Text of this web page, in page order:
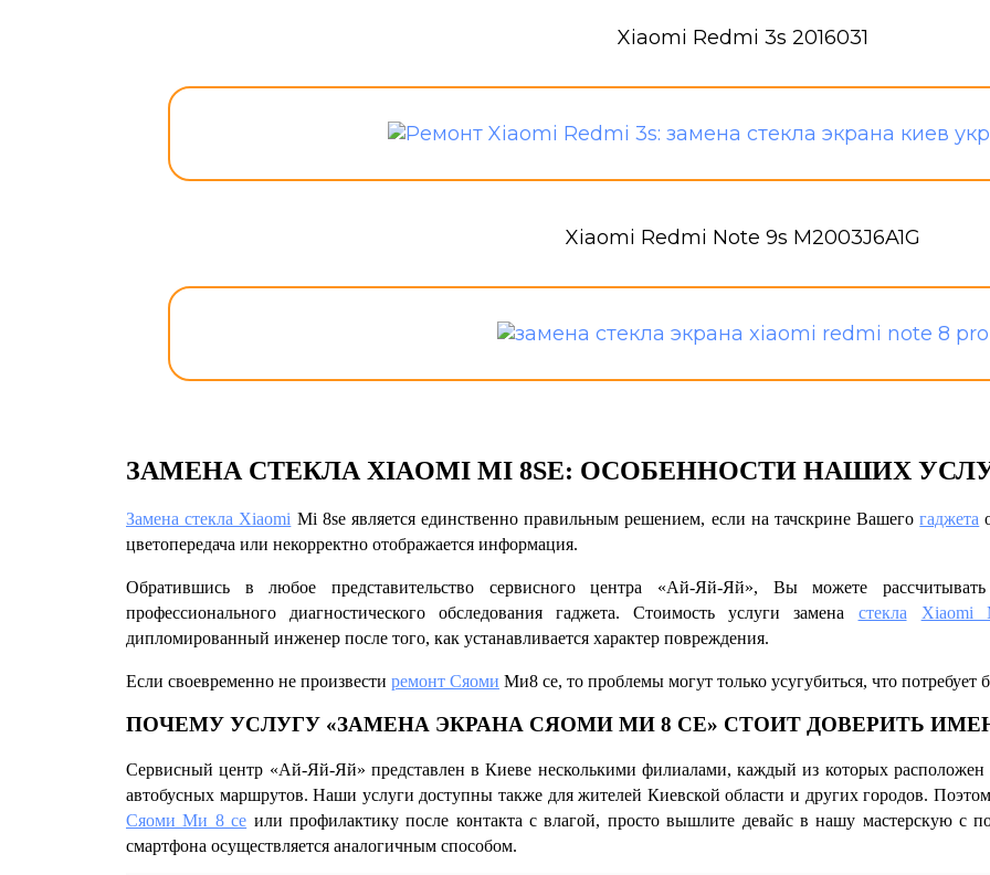
Xiaomi Redmi 3s 2016031
Xiaomi Redmi Note 9s M2003J6A1G
ЗАМЕНА СТЕКЛА XIAOMI MI 8SE: ОСОБЕННОСТИ НАШИХ
Замена стекла Xiaomi Mi 8seявляется единственно правильным решением, если на тачскрине Вашегогаджета
цветопередача или некорректно отображается информация.
Обратившись в любое представительство сервисного центра «Ай-Яй-Яй», Вы можете
профессионального диагностического обследования гаджета. Стоимость услугизамена стекла Xiaomi
дипломированный инженер после того, как устанавливается характер повреждения.
Если своевременно не произвести ремонт Сяоми Ми8 се, то проблемы могут только усугубиться, что
ПОЧЕМУ УСЛУГУ «ЗАМЕНА ЭКРАНА СЯОМИ МИ 8 СЕ» СТОИТ ДОВЕРИТЬ
Сервисный центр «Ай-Яй-Яй» представлен в Киеве несколькими филиалами, каждый из которых расположен
автобусных маршрутов. Наши услуги доступны также для жителей Киевской области и других городов.
Сяоми Ми 8 се или профилактику после контакта с влагой, просто вышлите девайс в нашу мастерскую
смартфона осуществляется аналогичным способом.